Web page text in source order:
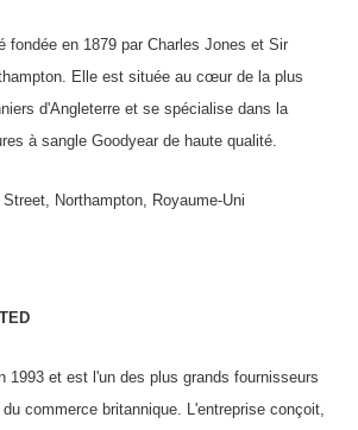
fondée en 1879 par Charles Jones et Sir
Elle est située au cœur de la plus
d'Angleterre et se spécialise dans la
à sangle Goodyear de haute qualité.
Street, Northampton, Royaume-Uni
1993 et est l'un des plus grands fournisseurs
commerce britannique. L'entreprise conçoit,